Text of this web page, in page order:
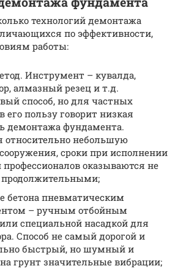
технологий демонтажа
по эффективности,
работы:
Инструмент – кувалда,
алмазный резец и т.д.
способ, но для частных
его пользу говорит низкая
демонтажа фундамента.
относительно небольшую
сроки при исполнении
оказываются не
бетона пневматическим
– ручным отбойным
специальной насадкой для
Способ не самый дорогой и
быстрый, но шумный и
грунт значительные вибрации;